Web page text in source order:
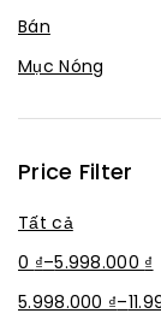
Bán
Mục Nóng
Price Filter
Tất cả
0 ₫–5.998.000 ₫
5.998.000 ₫–